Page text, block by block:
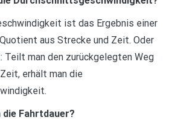
ist das Ergebnis einer
aus Strecke und Zeit. Oder
Teilt man den zurückgelegten Weg
erhält man die
Fahrtdauer?